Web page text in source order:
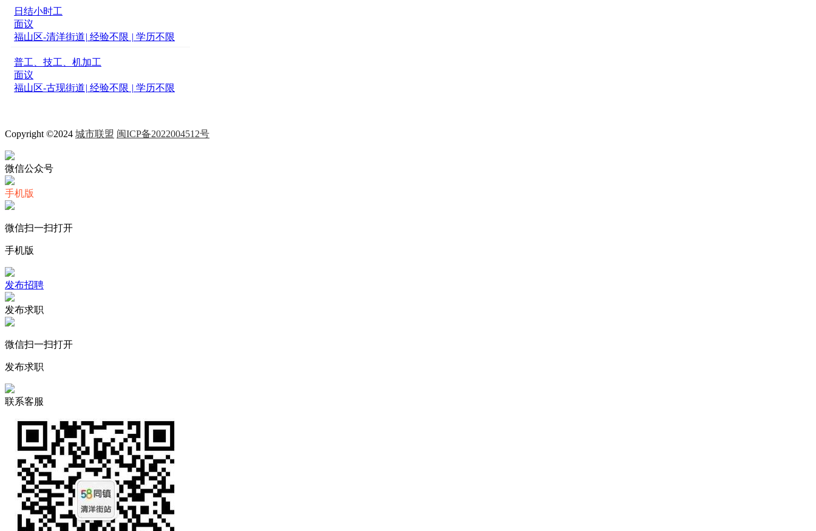
日结小时工
面议
福山区-清洋街道| 经验不限 | 学历不限
普工、技工、机加工
面议
福山区-古现街道| 经验不限 | 学历不限
Copyright ©2024 城市联盟 闽ICP备2022004512号
微信公众号
手机版
微信扫一扫打开
手机版
发布招聘
发布求职
微信扫一扫打开
发布求职
联系客服